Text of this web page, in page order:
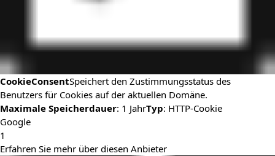
CookieConsentSpeichert den Zustimmungsstatus des
Benutzers für Cookies auf der aktuellen Domäne.
Maximale Speicherdauer: 1 JahrTyp: HTTP-Cookie
Google
1
Erfahren Sie mehr über diesen Anbieter